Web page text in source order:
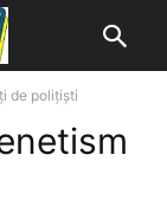
de poliţişti